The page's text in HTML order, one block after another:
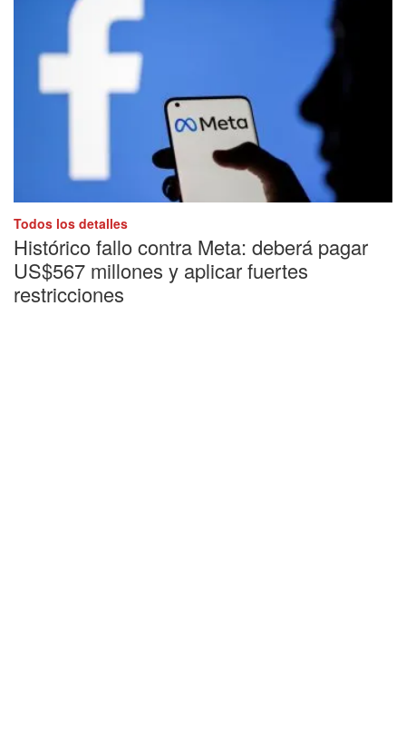
Todos los detalles
Histórico fallo contra Meta: deberá pagar
US$567 millones y aplicar fuertes
restricciones